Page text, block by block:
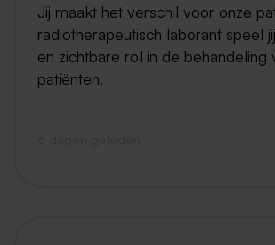
Jij maakt het verschil voor onze
radiotherapeutisch laborant speel
en zichtbare rol in de behandeling
patiënten.